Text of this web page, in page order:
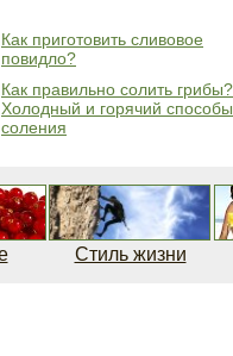
Как приготовить сливовое
повидло?
Как правильно солить грибы?
Холодный и горячий способы
соления
Стиль жизни